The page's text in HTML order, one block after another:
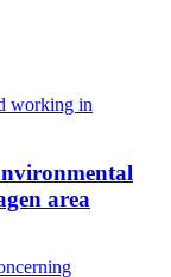
working in
area